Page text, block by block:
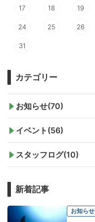
17 18 19
24 25 26
31
カテゴリー
お知らせ(70)
イベント(56)
スタッフログ(10)
新着記事
お知らせ